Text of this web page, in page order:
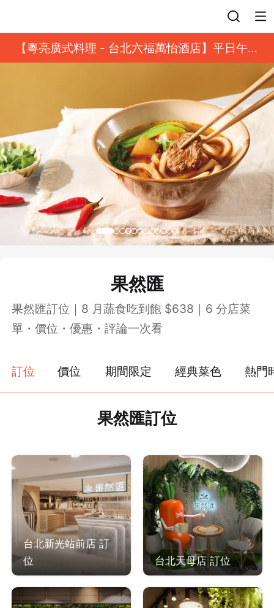
【粵亮廣式料理 - 台北六福萬怡酒店】平日午餐
8 折起｜靓港點套餐
果然匯
果然匯訂位｜8 月蔬食吃到飽 $638｜6 分店菜
單・價位・優惠・評論一次看
訂位 價位 期間限定 經典菜色 熱門
果然匯訂位
台北新光站前店 訂
位
台北天母店 訂位